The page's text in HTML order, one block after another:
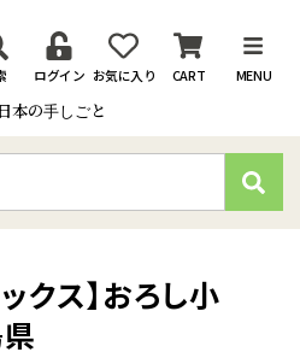
本の手しごと
ログイン お気に入り CART MENU
検
索
クス】おろし小